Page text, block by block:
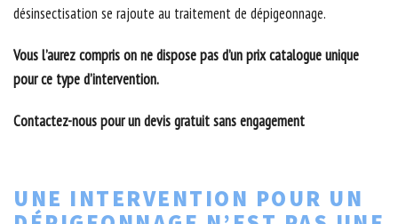
désinsectisation se rajoute au traitement de dépigeonnage.
Vous l’aurez compris on ne dispose pas d’un prix catalogue unique
pour ce type d’intervention.
Contactez-nous pour un devis gratuit sans engagement
UNE INTERVENTION POUR UN